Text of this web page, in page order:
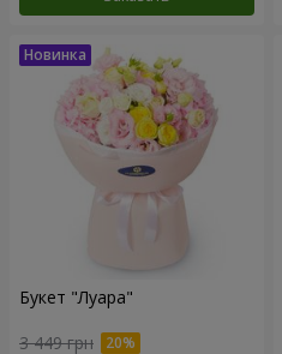
Букет "Луара"
3 449 грн